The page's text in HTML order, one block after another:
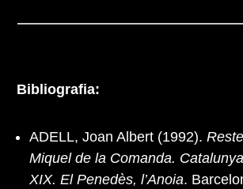
Bibliografia:
ADELL, Joan Albert (1992).
Miquel de la Comanda.
XIX. El Penedès, l’Anoia.